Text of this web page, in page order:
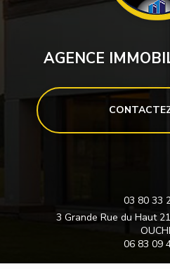
AGENCE
03 80 33
3 Grande Rue du Haut
06 83 09